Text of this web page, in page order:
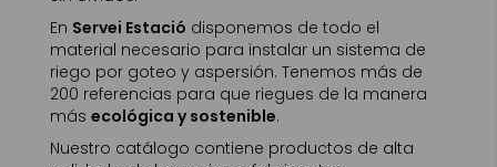
En Servei Estació disponemos de todo el
material necesario para instalar un sistema de
riego por goteo y aspersión. Tenemos más de
200 referencias para que riegues de la manera
más ecológica y sostenible.
Nuestro catálogo contiene productos de alta